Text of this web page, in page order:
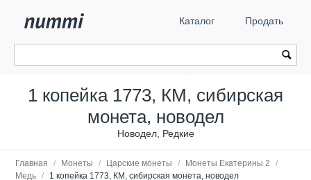
Каталог Продать
1 копейка 1773, КМ, сибирская
монета, новодел
Новодел, Редкие
Главная / Монеты / Царские монеты / Монеты Екатерины 2
/
Медь / 1 копейка 1773, КМ, сибирская монета, новодел